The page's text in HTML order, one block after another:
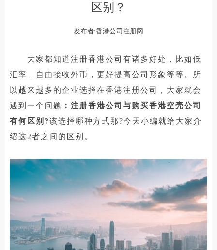
区别？
发布者:香港公司注册网
大家都知道注册香港公司有诸多好处，比如低
汇率，自由接收外币，更好提高公司形象等等。所
以越来越多的企业选择在香港注册公司，大家就会
遇到一个问题 ：注册香港公司与购买香港空壳公司
有何区别?该选择哪种方式那?今天小编就给大家介
绍这2者之间的区别。